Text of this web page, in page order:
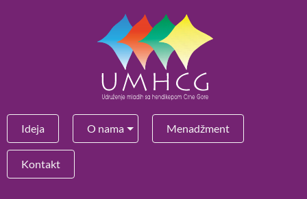
Ideja O nama Menadžment
Kontakt